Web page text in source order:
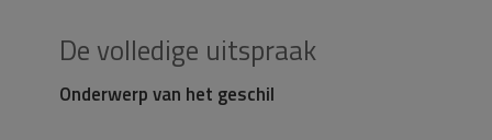
De volledige uitspraak
Onderwerp van het geschil